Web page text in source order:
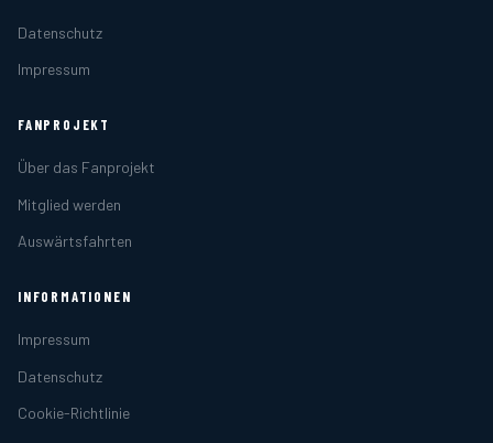
Datenschutz
Impressum
FANPROJEKT
Über das Fanprojekt
Mitglied werden
Auswärtsfahrten
INFORMATIONEN
Impressum
Datenschutz
Cookie-Richtlinie